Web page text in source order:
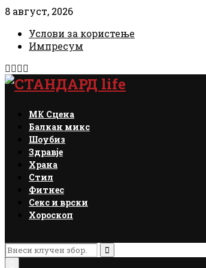
8 август, 2026
Услови за користење
Импресум
Facebook
Instagram
Email
МК Сцена
Балкан микс
Шоубиз
Здравје
Храна
Стил
Фитнес
Секс и врски
Хороскоп
Search
for:
Search